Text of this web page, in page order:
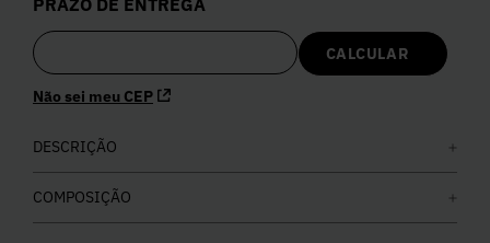
PRAZO DE ENTREGA
Não sei meu CEP
DESCRIÇÃO
COMPOSIÇÃO
5º Calça
6º Colete
7º